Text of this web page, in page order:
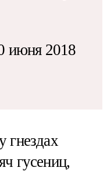
июня 2018
гнездах
гусениц,